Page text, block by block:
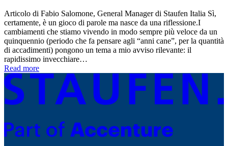
Articolo di Fabio Salomone, General Manager di Staufen Italia Sì,
certamente, è un gioco di parole ma nasce da una riflessione.I
cambiamenti che stiamo vivendo in modo sempre più veloce da un
quinquennio (periodo che fa pensare agli “anni cane”, per la quantità
di accadimenti) pongono un tema a mio avviso rilevante: il
rapidissimo invecchiare…
Read more